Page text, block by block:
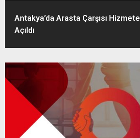
Antakya’da Arasta Çarşısı Hizmete
Açıldı